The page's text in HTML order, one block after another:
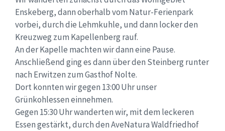
Enskeberg, dann oberhalb vom Natur-Ferienpark
vorbei, durch die Lehmkuhle, und dann locker den
Kreuzweg zum Kapellenberg rauf.
An der Kapelle machten wir dann eine Pause.
Anschließend ging es dann über den Steinberg runter
nach Erwitzen zum Gasthof Nolte.
Dort konnten wir gegen 13:00 Uhr unser
Grünkohlessen einnehmen.
Gegen 15:30 Uhr wanderten wir, mit dem leckeren
Essen gestärkt, durch den AveNatura Waldfriedhof